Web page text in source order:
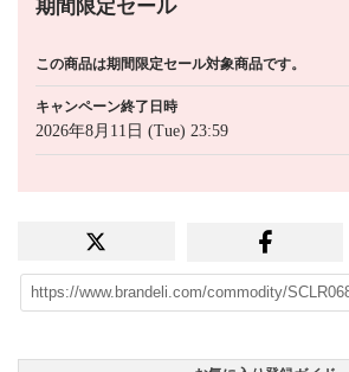
期間限定セール
この商品は期間限定セール対象商品です。
キャンペーン終了日時
2026年8月11日 (Tue) 23:59